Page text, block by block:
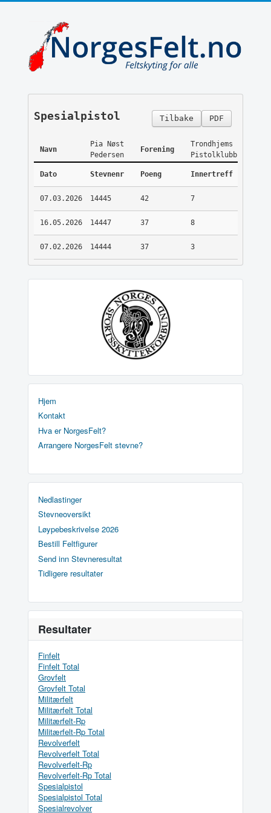
PDF
Tilbake
Spesialpistol
Navn
Pia Nøst
Pedersen
Forening
Trondhjems
Pistolklubb
Dato Stevnenr Poeng Innertreff
07.03.2026 14445 42 7
16.05.2026 14447 37 8
07.02.2026 14444 37 3
Hjem
Kontakt
Hva er NorgesFelt?
Arrangere NorgesFelt stevne?
Nedlastinger
Stevneoversikt
Løypebeskrivelse 2026
Bestill Feltfigurer
Send inn Stevneresultat
Tidligere resultater
Resultater
Finfelt
Finfelt Total
Grovfelt
Grovfelt Total
Militærfelt
Militærfelt Total
Militærfelt-Rp
Militærfelt-Rp Total
Revolverfelt
Revolverfelt Total
Revolverfelt-Rp
Revolverfelt-Rp Total
Spesialpistol
Spesialpistol Total
Spesialrevolver